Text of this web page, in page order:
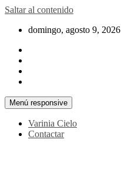
Saltar al contenido
domingo, agosto 9, 2026
Menú responsive
Varinia Cielo
Contactar